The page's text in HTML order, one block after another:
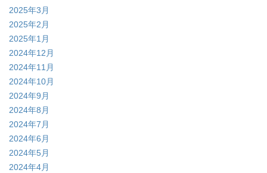
2025年3月
2025年2月
2025年1月
2024年12月
2024年11月
2024年10月
2024年9月
2024年8月
2024年7月
2024年6月
2024年5月
2024年4月